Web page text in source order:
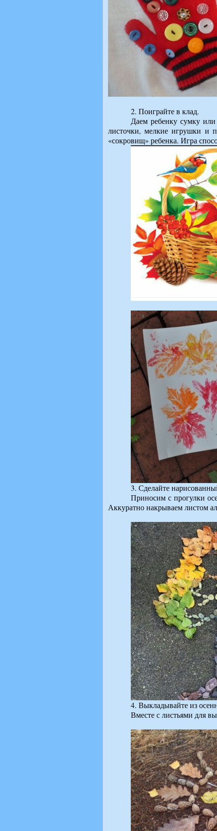
2. Поиграйте в клад.
Даем ребенку сумку
листочки, мелкие игрушки и
«сокровищ» ребенка. Игра
3. Сделайте
Приносим с прогулки
Аккуратно накрываем листом
4. Выкладывайте из
Вместе с листьями для